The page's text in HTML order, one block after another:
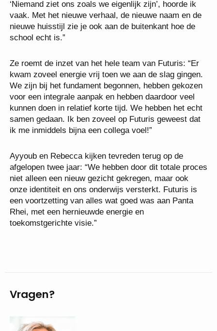
‘Niemand ziet ons zoals we eigenlijk zijn’, hoorde ik
vaak. Met het nieuwe verhaal, de nieuwe naam en de
nieuwe huisstijl zie je ook aan de buitenkant hoe de
school echt is.”
Ze roemt de inzet van het hele team van Futuris: “Er
kwam zoveel energie vrij toen we aan de slag gingen.
We zijn bij het fundament begonnen, hebben gekozen
voor een integrale aanpak en hebben daardoor veel
kunnen doen in relatief korte tijd. We hebben het echt
samen gedaan. Ik ben zoveel op Futuris geweest dat
ik me inmiddels bijna een collega voel!”
Ayyoub en Rebecca kijken tevreden terug op de
afgelopen twee jaar: “We hebben door dit totale proces
niet alleen een nieuw gezicht gekregen, maar ook
onze identiteit en ons onderwijs versterkt. Futuris is
een voortzetting van alles wat goed was aan Panta
Rhei, met een hernieuwde energie en
toekomstgerichte visie.”
Vragen?